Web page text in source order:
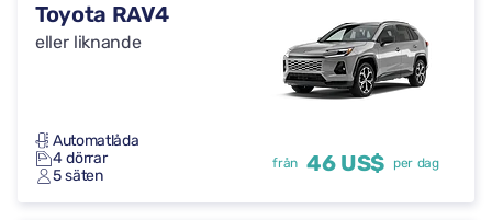
Toyota RAV4
eller liknande
Automatlåda
4 dörrar
5 säten
från 46 US$ per dag